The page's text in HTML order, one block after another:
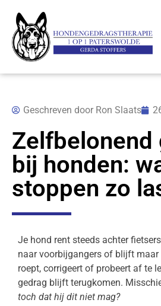
Geschreven door Ron Slaats
Zelfbelonend
bij honden:
stoppen zo
Je hond rent steeds achter
naar voorbijgangers of blijft maar
roept, corrigeert of probeert af te
gedrag blijft terugkomen.
toch dat hij dit niet mag?